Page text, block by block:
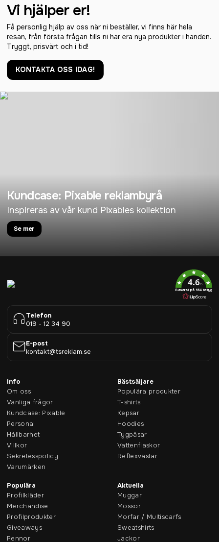
Vi hjälper er!
Få personlig hjälp av oss när ni beställer, vi finns här hela
resan, från första frågan tills ni har era nya produkter i handen.
Tryggt, prisvärt och i tid!
KONTAKTA OSS IDAG!
Kundcase: Pixable reklambyrå
Inspireras av vår kund Pixables kollektion
Se mer
4.6/5
Baserat på 954 betyg
Telefon
019 - 12 34 90
E-post
kontakt@tsreklam.se
Info
Om oss
Vanliga frågor
Kundcase: Pixable
Personal
Hållbarhet
Villkor
Sekretesspolicy
Varumärken
Bästsäljare
Populära produkter
T-shirts
Kepsar
Hoodies
Tygpåsar
Vattenflaskor
Reflexvästar
Populära
Profilkläder
Merchandise
Profilprodukter
Giveaways
Pennor
Aktuella
Muggar
Mössor
Morfar / Multiscarfs
Sweatshirts
Jackor